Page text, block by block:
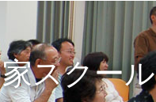
スクール